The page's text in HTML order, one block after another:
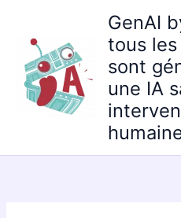
contenu
GenAI
tous
sont
une IA